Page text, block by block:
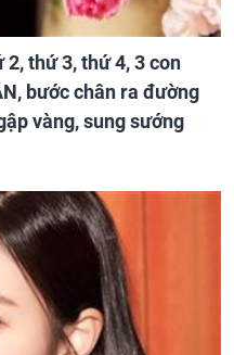
thứ 3, thứ 4, 3 con
bước chân ra đường
vàng, sung sướng